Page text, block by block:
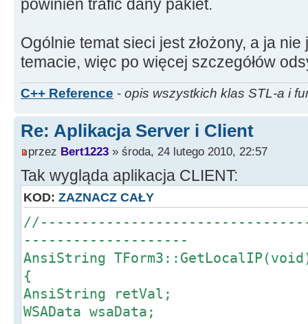
powinien trafić dany pakiet.
Ogólnie temat sieci jest złożony, a ja
temacie, więc po więcej szczegółów
C++ Reference - opis wszystkich klas STL-a i
Re: Aplikacja Server i Client
przez Bert1223 » środa, 24 lutego 2010, 22:57
Tak wygląda aplikacja CLIENT:
KOD: ZAZNACZ CAŁY
--------------------
AnsiString
{
AnsiString retVal;
WSAData wsaData;